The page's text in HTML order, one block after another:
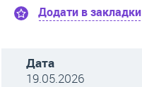
Додати в закладки
Дата
19.05.2026